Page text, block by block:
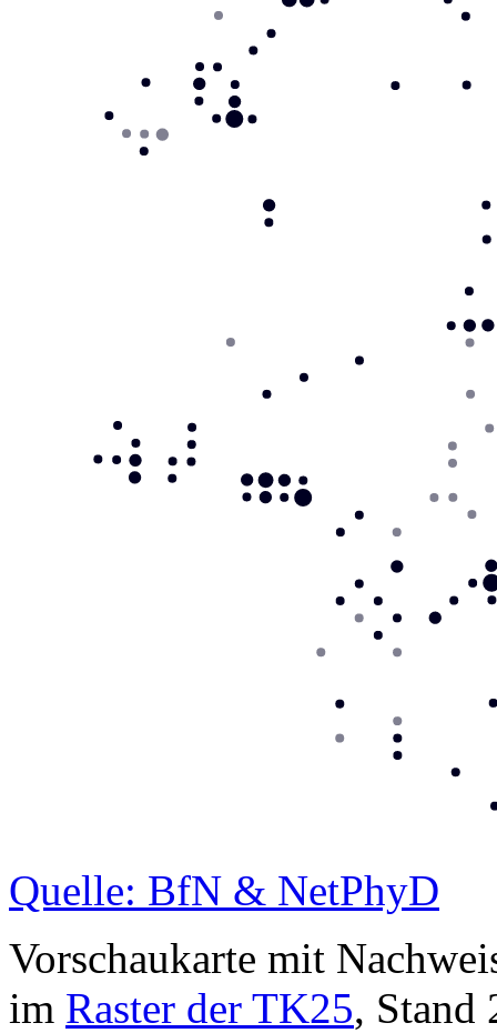
Quelle: BfN & NetPhyD
Vorschaukarte mit
im Raster der TK25, Stand